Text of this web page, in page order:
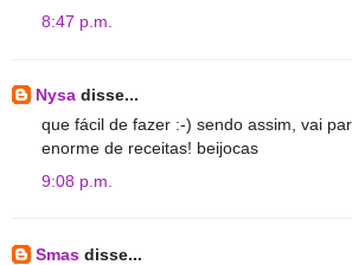
8:47 p.m.
Nysa disse...
que fácil de fazer :-) sendo assim, vai
enorme de receitas! beijocas
9:08 p.m.
Smas disse...